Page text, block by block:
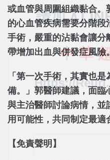
或血管與周圍組織黏合。
的心血管疾病需要分階段
手術，嚴重的沾黏會讓分
帶增加出血與併發症風險。
「第一次手術，其實也
備。」郭醫師建議，面臨
與主治醫師討論病情，並
用可能性，共同制定最適
【免責聲明】